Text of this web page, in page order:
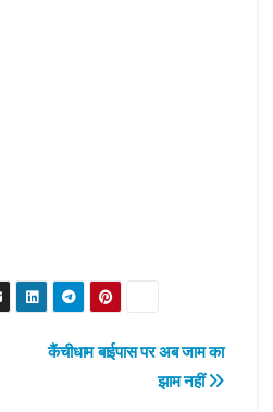
कैंचीधाम बाईपास पर अब जाम का
झाम नहीं